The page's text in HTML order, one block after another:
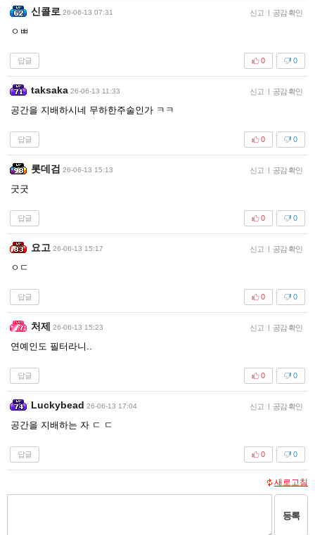
신콜로 26-06-13 07:31 신고 | 공감 확인
ㅇㅃ
답글 0
0
taksaka 26-06-13 11:33 신고 | 공감 확인
공간을 지배하시네 무하한주술인가 ㅋㅋ
답글 0
0
롯데검 26-06-13 15:13 신고 | 공감 확인
굿굿
답글 0
0
요고 26-06-13 15:17 신고 | 공감 확인
ㅇㄷ
답글 0
0
처제 26-06-13 15:23 신고 | 공감 확인
연예인도 필터라니..
답글 0
0
Luckybead 26-06-13 17:04 신고 | 공감 확인
공간을 지배하는 자 ㄷ ㄷ
답글 0
0
새로고침
등록